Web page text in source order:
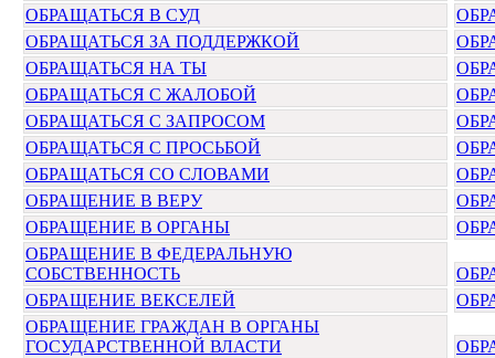
ОБРАЩАТЬСЯ В СУД
ОБРАЩАТЬСЯ ЗА ПОДДЕРЖКОЙ
ОБРАЩАТЬСЯ НА ТЫ
ОБРАЩАТЬСЯ С ЖАЛОБОЙ
ОБРАЩАТЬСЯ С ЗАПРОСОМ
ОБРАЩАТЬСЯ С ПРОСЬБОЙ
ОБРАЩАТЬСЯ СО СЛОВАМИ
ОБРАЩЕНИЕ В ВЕРУ
ОБРАЩЕНИЕ В ОРГАНЫ
ОБРАЩЕНИЕ В ФЕДЕРАЛЬНУЮ
СОБСТВЕННОСТЬ
ОБРАЩЕНИЕ ВЕКСЕЛЕЙ
ОБРАЩЕНИЕ ГРАЖДАН В ОРГАНЫ
ГОСУДАРСТВЕННОЙ ВЛАСТИ